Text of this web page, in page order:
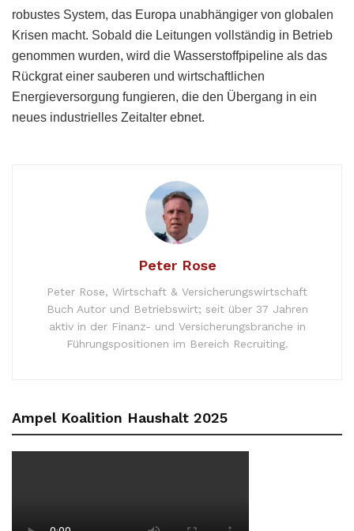
robustes System, das Europa unabhängiger von globalen
Krisen macht. Sobald die Leitungen vollständig in Betrieb
genommen wurden, wird die Wasserstoffpipeline als das
Rückgrat einer sauberen und wirtschaftlichen
Energieversorgung fungieren, die den Übergang in ein
neues industrielles Zeitalter ebnet.
Peter Rose
Peter Rose, Wirtschaft & Versicherungswirtschaft
Buch Autor und Betriebswirt; seit über 37 Jahren
aktiv in der Finanz- und Versicherungsbranche in
Führungspositionen im Bereich Recruiting.
Ampel Koalition Haushalt 2025